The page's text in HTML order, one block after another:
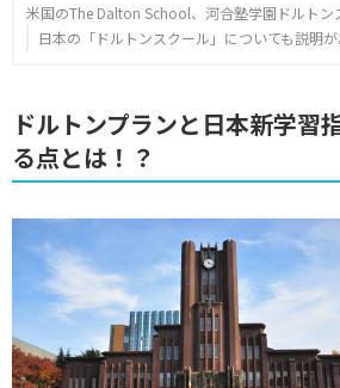
米国のThe Dalton School、河合塾学園ドルトン
日本の「ドルトンスクール」についても説明が
ドルトンプランと日本新学習
る点とは！？